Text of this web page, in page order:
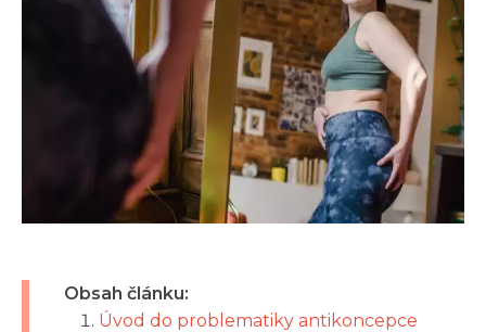
Obsah článku:
Úvod do problematiky antikoncepce